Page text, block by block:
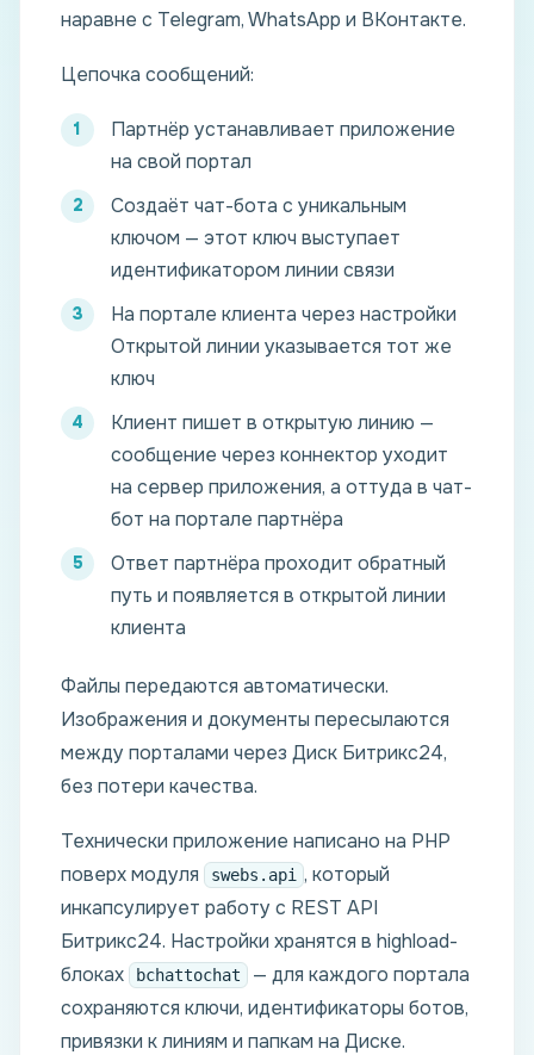
наравне с Telegram, WhatsApp и ВКонтакте.
Цепочка сообщений:
Партнёр устанавливает приложение
на свой портал
Создаёт чат-бота с уникальным
ключом — этот ключ выступает
идентификатором линии связи
На портале клиента через настройки
Открытой линии указывается тот же
ключ
Клиент пишет в открытую линию —
сообщение через коннектор уходит
на сервер приложения, а оттуда в чат-
бот на портале партнёра
Ответ партнёра проходит обратный
путь и появляется в открытой линии
клиента
Файлы передаются автоматически.
Изображения и документы пересылаются
между порталами через Диск Битрикс24,
без потери качества.
Технически приложение написано на PHP
поверх модуля
swebs.api , который
инкапсулирует работу с REST API
Битрикс24. Настройки хранятся в highload-
блоках
bchattochat
— для каждого портала
сохраняются ключи, идентификаторы ботов,
привязки к линиям и папкам на Диске.